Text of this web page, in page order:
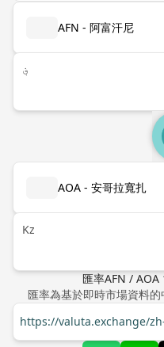
AFN - 阿富汗尼
؋
AOA - 安哥拉寬扎
Kz
匯率AFN / AOA
匯率為基於即時市場資料的
https://valuta.exchange/